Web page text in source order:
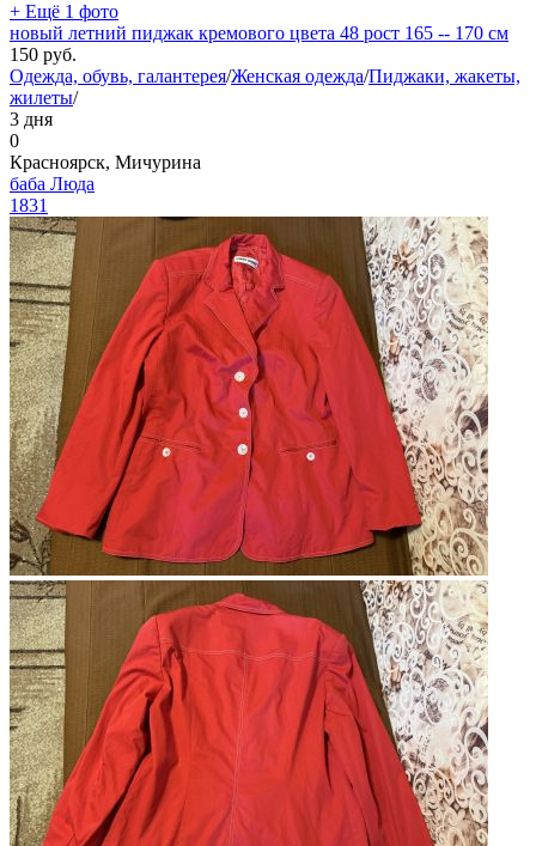
+ Ещё 1 фото
новый летний пиджак кремового цвета 48 рост 165 -- 170 см
150 руб.
Одежда, обувь, галантерея/Женская одежда/Пиджаки, жакеты,
жилеты/
3 дня
0
Красноярск, Мичурина
баба Люда
1831